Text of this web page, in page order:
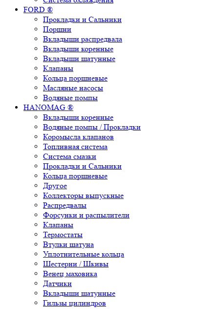
FORD ®
Прокладки и Сальники
Поршни
Вкладыши распредвала
Вкладыши коренные
Вкладыши шатунные
Клапаны
Кольца поршневые
Масляные насосы
Водяные помпы
HANOMAG ®
Вкладыши коренные
Водяные помпы / Прокладки
Коромысла клапанов
Топливная система
Система смазки
Прокладки и Сальники
Кольца поршневые
Другое
Коллекторы выпускные
Распредвалы
Форсунки и распылители
Клапаны
Термостаты
Втулки шатуна
Уплотнительные кольца
Шестерни / Шкивы
Венец маховика
Датчики
Вкладыши шатунные
Гильзы цилиндров